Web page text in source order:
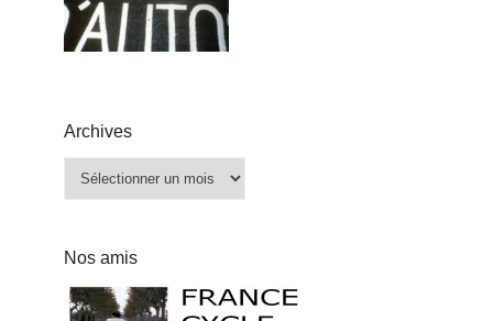
Archives
Nos amis